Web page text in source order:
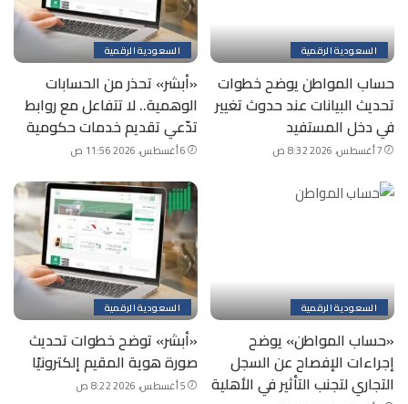
السعودية الرقمية
حساب المواطن يوضح خطوات
تحديث البيانات عند حدوث تغيير
في دخل المستفيد
7 أغسطس، 2026 8:32 ص
السعودية الرقمية
«أبشر» تحذر من الحسابات
الوهمية.. لا تتفاعل مع روابط
تدّعي تقديم خدمات حكومية
6 أغسطس، 2026 11:56 ص
السعودية الرقمية
«حساب المواطن» يوضح
إجراءات الإفصاح عن السجل
التجاري لتجنب التأثير في الأهلية
السعودية الرقمية
«أبشر» توضح خطوات تحديث
صورة هوية المقيم إلكترونيًا
5 أغسطس، 2026 8:22 ص